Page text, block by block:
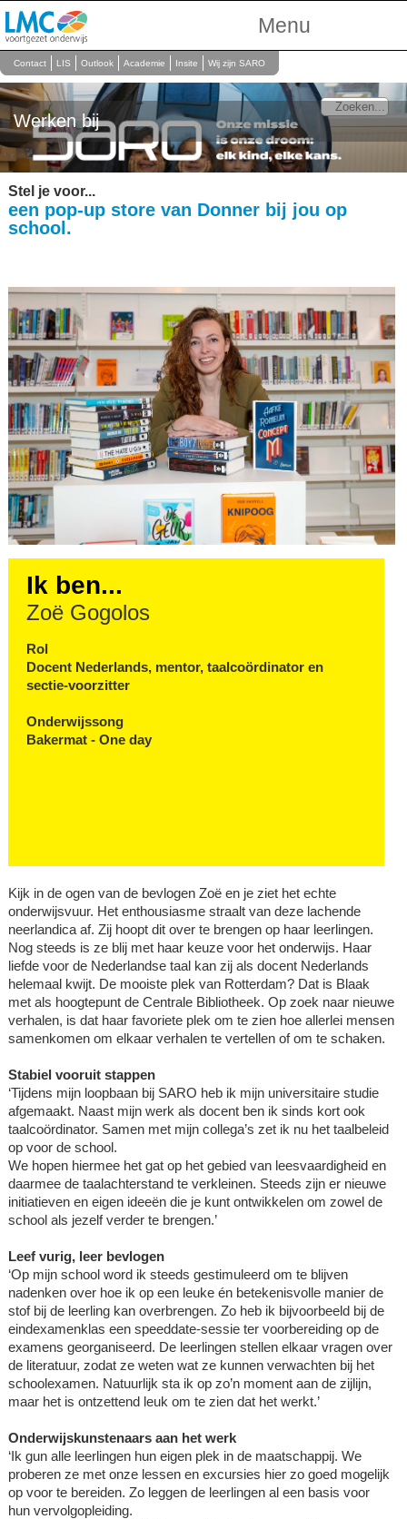
Menu
Over Ons
Scholen
Onderwijs
Contact LIS Outlook Academie Insite Wij zijn SARO
Werken bij
Stel je voor...
een pop-up store van Donner bij jou op
school.
Ik ben...
Zoë Gogolos
Rol
Docent Nederlands, mentor, taalcoördinator en
sectie-voorzitter
Onderwijssong
Bakermat - One day
Kijk in de ogen van de bevlogen Zoë en je ziet het echte
onderwijsvuur. Het enthousiasme straalt van deze lachende
neerlandica af. Zij hoopt dit over te brengen op haar leerlingen.
Nog steeds is ze blij met haar keuze voor het onderwijs. Haar
liefde voor de Nederlandse taal kan zij als docent Nederlands
helemaal kwijt. De mooiste plek van Rotterdam? Dat is Blaak
met als hoogtepunt de Centrale Bibliotheek. Op zoek naar nieuwe
verhalen, is dat haar favoriete plek om te zien hoe allerlei mensen
samenkomen om elkaar verhalen te vertellen of om te schaken.
Stabiel vooruit stappen
‘Tijdens mijn loopbaan bij SARO heb ik mijn universitaire studie
afgemaakt. Naast mijn werk als docent ben ik sinds kort ook
taalcoördinator. Samen met mijn collega’s zet ik nu het taalbeleid
op voor de school.
We hopen hiermee het gat op het gebied van leesvaardigheid en
daarmee de taalachterstand te verkleinen. Steeds zijn er nieuwe
initiatieven en eigen ideeën die je kunt ontwikkelen om zowel de
school als jezelf verder te brengen.’
Leef vurig, leer bevlogen
‘Op mijn school word ik steeds gestimuleerd om te blijven
nadenken over hoe ik op een leuke én betekenisvolle manier de
stof bij de leerling kan overbrengen. Zo heb ik bijvoorbeeld bij de
eindexamenklas een speeddate-sessie ter voorbereiding op de
examens georganiseerd. De leerlingen stellen elkaar vragen over
de literatuur, zodat ze weten wat ze kunnen verwachten bij het
schoolexamen. Natuurlijk sta ik op zo’n moment aan de zijlijn,
maar het is ontzettend leuk om te zien dat het werkt.’
Onderwijskunstenaars aan het werk
‘Ik gun alle leerlingen hun eigen plek in de maatschappij. We
proberen ze met onze lessen en excursies hier zo goed mogelijk
op voor te bereiden. Zo leggen de leerlingen al een basis voor
hun vervolgopleiding.